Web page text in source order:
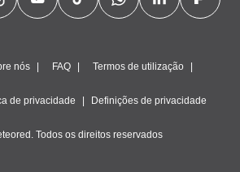
nós FAQ Termos de utilização
de privacidade Definições de privacidade
Todos os direitos reservados